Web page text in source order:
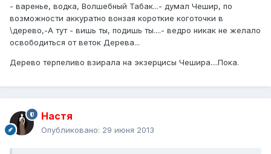
- варенье, водка, Волшебный Табак...- думал Чешир, по
возможности аккуратно вонзая короткие коготочки в
\дерево,-А тут - вишь ты, подишь ты....- ведро никак не желало
освободиться от веток Дерева...
Дерево терпеливо взирала на экзерцисы Чешира....Пока.
Настя
Опубликовано: 29 июня 2013